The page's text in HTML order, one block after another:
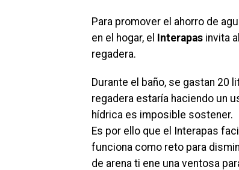
Para promover el ahorro de
en el hogar, el Interapas invita
regadera.
Durante el baño, se gastan 20
regadera estaría haciendo un
hídrica es imposible sostener.
Es por ello que el Interapas
funciona como reto para
de arena ti ene una ventosa